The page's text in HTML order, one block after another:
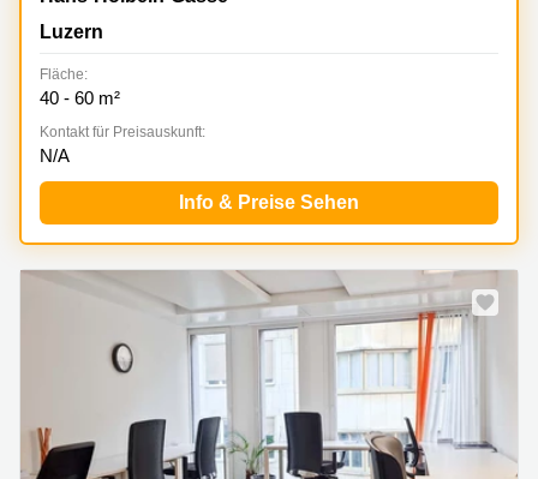
Luzern
Fläche:
40 - 60 m²
Kontakt für Preisauskunft:
N/A
Info & Preise Sehen